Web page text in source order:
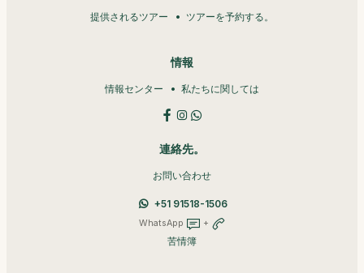
提供されるツアー ツアーを予約する。
情報
情報センター 私たちに関しては
連絡先。
お問い合わせ
+51 91518-1506
WhatsApp +
苦情簿